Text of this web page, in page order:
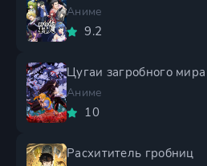
Аниме
9.2
Цугаи загробного мира
Аниме
10
Расхититель гробниц